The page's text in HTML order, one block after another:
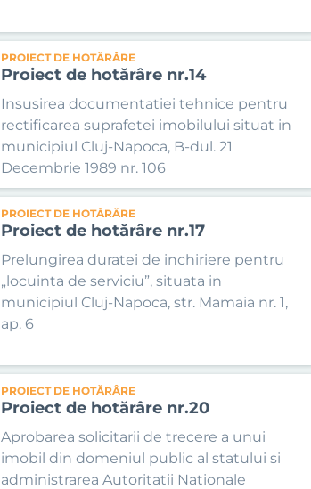
PROIECT DE HOTĂRÂRE
Proiect de hotărâre nr.14
Insusirea documentatiei tehnice pentru
rectificarea suprafetei imobilului situat in
municipiul Cluj-Napoca, B-dul. 21
Decembrie 1989 nr. 106
PROIECT DE HOTĂRÂRE
Proiect de hotărâre nr.17
Prelungirea duratei de inchiriere pentru
„locuinta de serviciu”, situata in
municipiul Cluj-Napoca, str. Mamaia nr. 1,
ap. 6
PROIECT DE HOTĂRÂRE
Proiect de hotărâre nr.20
Aprobarea solicitarii de trecere a unui
imobil din domeniul public al statului si
administrarea Autoritatii Nationale